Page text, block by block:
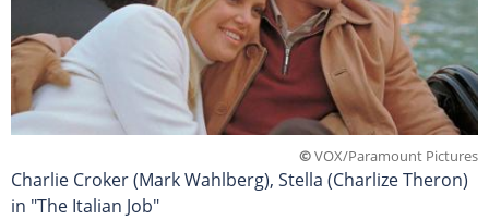
©VOX/Paramount Pictures
Charlie Croker (Mark Wahlberg), Stella (Charlize Theron)
in "The Italian Job"